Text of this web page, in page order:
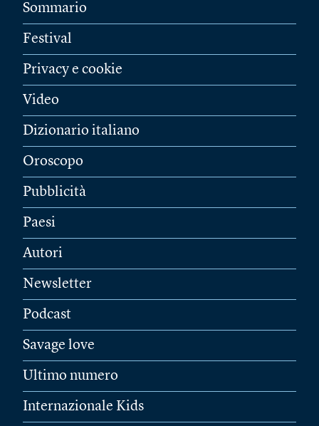
Sommario
Festival
Privacy e cookie
Video
Dizionario italiano
Oroscopo
Pubblicità
Paesi
Autori
Newsletter
Podcast
Savage love
Ultimo numero
Internazionale Kids